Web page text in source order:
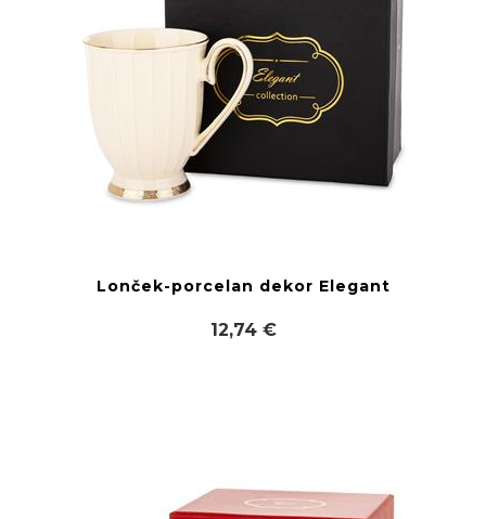
Lonček-porcelan dekor Elegant
12,74 €